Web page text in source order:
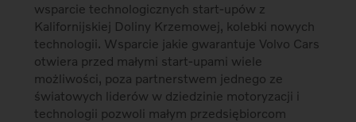
wsparcie technologicznych start-upów z
Kalifornijskiej Doliny Krzemowej, kolebki nowych
technologii. Wsparcie jakie gwarantuje Volvo Cars
otwiera przed małymi start-upami wiele
możliwości, poza partnerstwem jednego ze
światowych liderów w dziedzinie motoryzacji i
technologii pozwoli małym przedsiębiorcom